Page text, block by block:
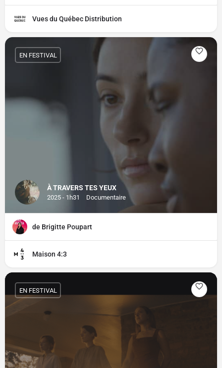
Vues du Québec Distribution
À TRAVERS TES YEUX
2025 - 1h31 Documentaire
EN FESTIVAL
de Brigitte Poupart
Maison 4:3
EN FESTIVAL